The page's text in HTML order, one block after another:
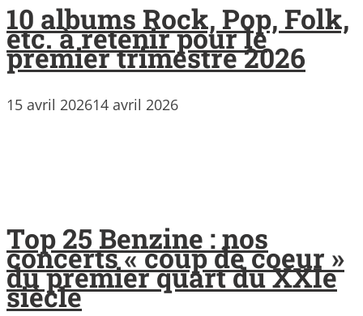
10 albums Rock, Pop, Folk,
etc. à retenir pour le
premier trimestre 2026
15 avril 202614 avril 2026
Top 25 Benzine : nos
concerts « coup de coeur »
du premier quart du XXIe
siècle